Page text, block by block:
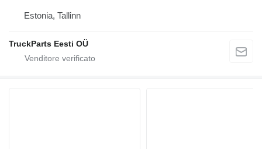
Estonia, Tallinn
TruckParts Eesti OÜ